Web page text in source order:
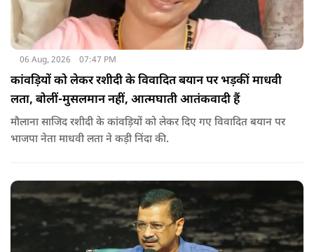
06 Aug, 2026 07:47 PM
कांवड़ियों को लेकर रशीदी के विवादित बयान पर भड़कीं माधवी
लता, बोलीं-मुसलमान नहीं, आत्मघाती आतंकवादी हैं
मौलाना साजिद रशीदी के कांवड़ियों को लेकर दिए गए विवादित बयान पर
भाजपा नेता माधवी लता ने कड़ी निंदा की.